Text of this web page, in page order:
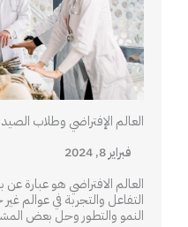
العالم الإفتراضي وطلاب
فبراير 8, 2024
العالم الافتراضي هو عبارة
التفاعل والتجربة في عوالم
النمو والتطور وحل بعض